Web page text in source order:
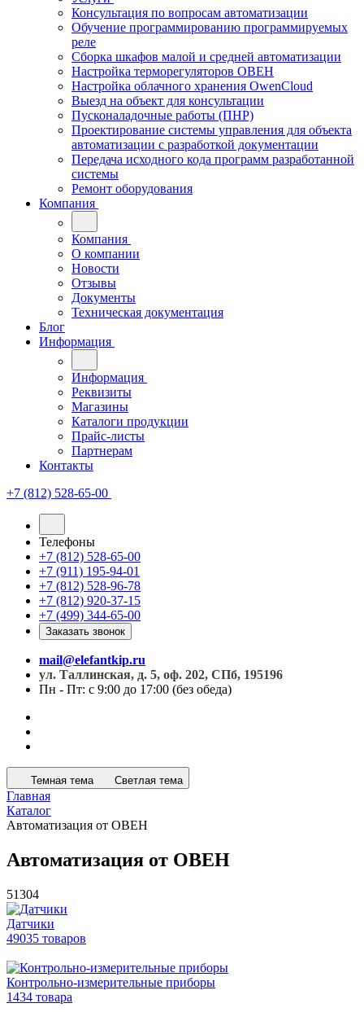
Консультация по вопросам автоматизации
Обучение программированию программируемых
реле
Сборка шкафов малой и средней автоматизации
Настройка терморегуляторов ОВЕН
Настройка облачного хранения OwenCloud
Выезд на объект для консультации
Пусконаладочные работы (ПНР)
Проектирование системы управления для объекта
автоматизации с разработкой документации
Передача исходного кода программ разработанной
системы
Ремонт оборудования
Компания
Компания
О компании
Новости
Отзывы
Документы
Техническая документация
Блог
Информация
Информация
Реквизиты
Магазины
Каталоги продукции
Прайс-листы
Партнерам
Контакты
+7 (812) 528-65-00
Телефоны
+7 (812) 528-65-00
+7 (911) 195-94-01
+7 (812) 528-96-78
+7 (812) 920-37-15
+7 (499) 344-65-00
Заказать звонок
mail@elefantkip.ru
ул. Таллинская, д. 5, оф. 202, СПб, 195196
Пн - Пт: с 9:00 до 17:00 (без обеда)
Темная тема Светлая тема
Главная
Каталог
Автоматизация от ОВЕН
Автоматизация от ОВЕН
51304
Датчики
49035 товаров
Контрольно-измерительные приборы
1434 товара